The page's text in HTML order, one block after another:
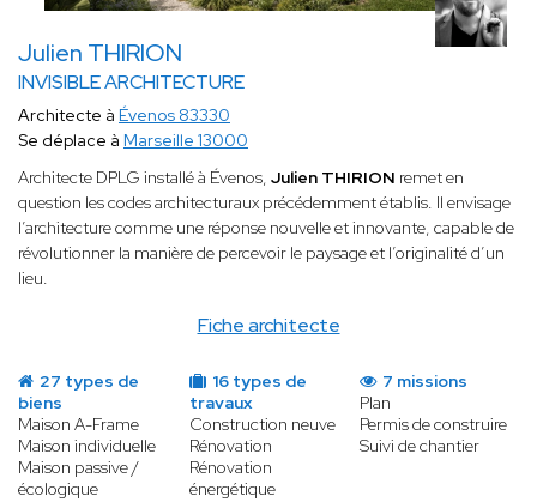
Julien THIRION
INVISIBLE ARCHITECTURE
Fiche architecte
Architecte à Évenos 83330
Se déplace à Marseille 13000
Architecte DPLG installé à Évenos, Julien THIRION remet en
question les codes architecturaux précédemment établis. Il envisage
l’architecture comme une réponse nouvelle et innovante, capable de
révolutionner la manière de percevoir le paysage et l’originalité d’un
lieu.
27 types de
biens
Maison A-Frame
Maison individuelle
Maison passive /
écologique
16 types de
travaux
Construction neuve
Rénovation
Rénovation
énergétique
7 missions
Plan
Permis de construire
Suivi de chantier